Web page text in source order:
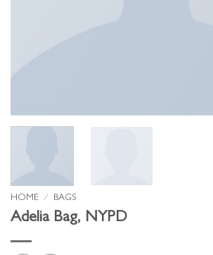
HOME / BAGS
Adelia Bag, NYPD